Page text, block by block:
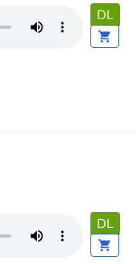
DL
DL